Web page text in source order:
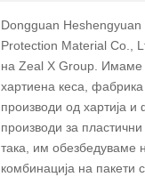
Dongguan
Protection Material Co.,
на Zeal X Group. Имаме
хартиена кеса,
производи од хартија и
производи за
така, им обезбедуваме
комбинација на пакети